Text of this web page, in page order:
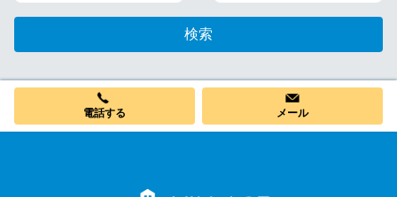
検索
電話する メール